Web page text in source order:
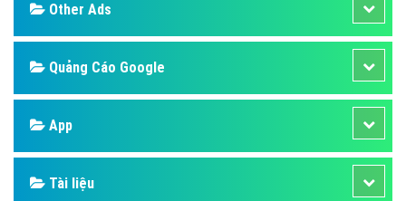
Other Ads
Quảng Cáo Google
App
Tài liệu